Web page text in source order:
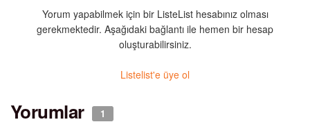
Yorum yapabilmek için bir ListeList hesabınız olması
gerekmektedir. Aşağıdaki bağlantı ile hemen bir hesap
oluşturabilirsiniz.
Listelist'e üye ol
Yorumlar 1